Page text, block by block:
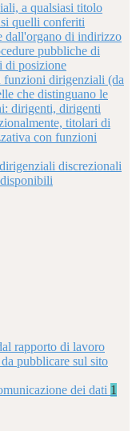
a qualsiasi titolo
quelli conferiti
dall'organo di indirizzo
pubbliche di
di posizione
funzioni dirigenziali (da
che distinguano le
dirigenti, dirigenti
titolari di
con funzioni
discrezionali
rapporto di lavoro
pubblicare sul sito
dei dati 1